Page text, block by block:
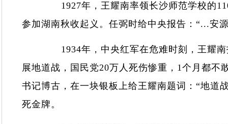
1927年，王耀南率领长沙师范学校的110
参加湖南秋收起义。任弼时给中央报告：“...
1934年，中央红军在危难时刻，王耀南
展地道战，国民党20万人死伤惨重，1个月都不
书记博古，在一块银板上给王耀南题词：“地道
死金牌。